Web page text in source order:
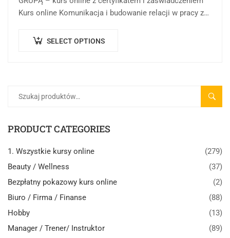
Kurs online Komunikacja i budowanie relacji w pracy z
SELECT OPTIONS
PRODUCT CATEGORIES
1. Wszystkie kursy online
(279)
Beauty / Wellness
(37)
Bezpłatny pokazowy kurs online
(2)
Biuro / Firma / Finanse
(88)
Hobby
(13)
Manager / Trener/ Instruktor
(89)